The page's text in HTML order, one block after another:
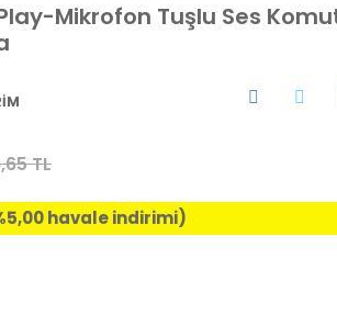
Mikrofon Tuşlu Ses
TL
havale indirimi)